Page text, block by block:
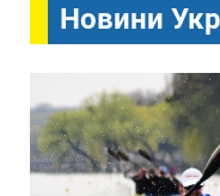
Новини